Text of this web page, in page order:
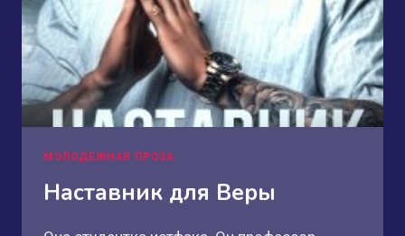
МОЛОДЕЖНАЯ ПРОЗА
Наставник для Веры